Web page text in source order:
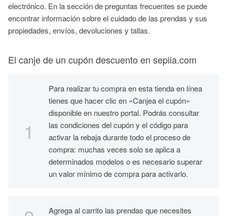
electrónico. En la sección de preguntas frecuentes se puede
encontrar información sobre el cuidado de las prendas y sus
propiedades, envíos, devoluciones y tallas.
El canje de un cupón descuento en sepiia.com
Para realizar tu compra en esta tienda en línea
tienes que hacer clic en «Canjea el cupón»
disponible en nuestro portal. Podrás consultar
las condiciones del cupón y el código para
activar la rebaja durante todo el proceso de
compra: muchas veces solo se aplica a
determinados modelos o es necesario superar
un valor mínimo de compra para activarlo.
Agrega al carrito las prendas que necesites